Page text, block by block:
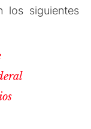
los siguientes